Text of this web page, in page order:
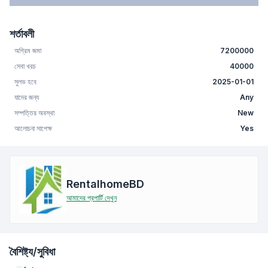
শর্তাবলী
অগ্রিম জমা
7200000
সেবা খরচ
40000
সুলভ হবে
2025-01-01
যাদের জন্য
Any
সম্পত্তির অবস্থা
New
আলোচনা সাপেক্ষ
Yes
RentalhomeBD
আমাদের প্রপার্টি দেখুন
বৈশিষ্ট্য/সুবিধা